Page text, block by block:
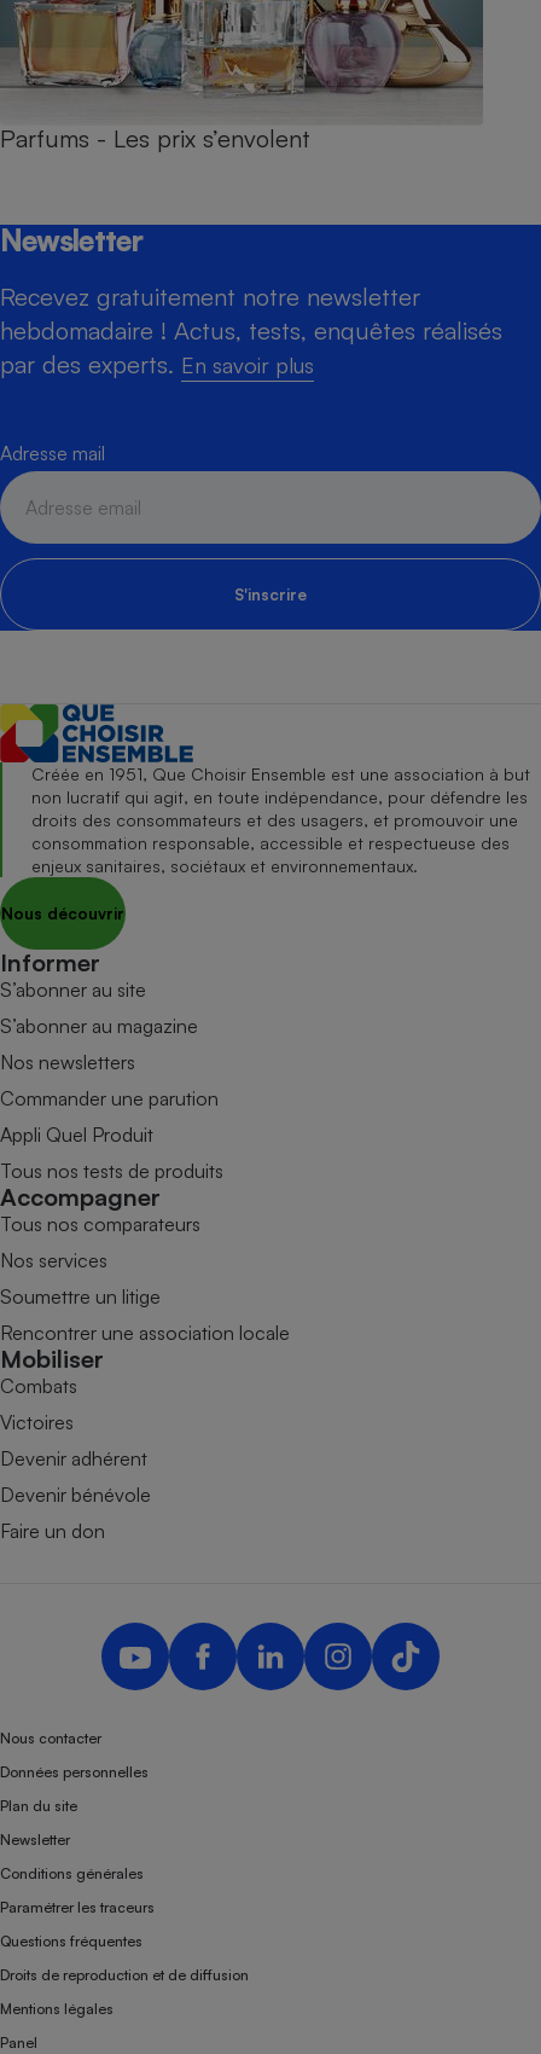
Parfums - Les prix s’envolent
Newsletter
Recevez gratuitement notre newsletter
hebdomadaire ! Actus, tests, enquêtes réalisés
par des experts. En savoir plus
Adresse mail
S'inscrire
Créée en 1951, Que Choisir Ensemble est une association à but
non lucratif qui agit, en toute indépendance, pour défendre les
droits des consommateurs et des usagers, et promouvoir une
consommation responsable, accessible et respectueuse des
enjeux sanitaires, sociétaux et environnementaux.
Nous découvrir
Informer
S’abonner au site
S’abonner au magazine
Nos newsletters
Commander une parution
Appli Quel Produit
Tous nos tests de produits
Accompagner
Tous nos comparateurs
Nos services
Soumettre un litige
Rencontrer une association locale
Mobiliser
Combats
Victoires
Devenir adhérent
Devenir bénévole
Faire un don
Nous contacter
Données personnelles
Plan du site
Newsletter
Conditions générales
Paramétrer les traceurs
Questions fréquentes
Droits de reproduction et de diffusion
Mentions légales
Panel